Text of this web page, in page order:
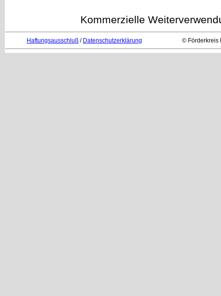
Kommerzielle
Haftungsausschluß / Datenschutzerklärung © Förderkreis